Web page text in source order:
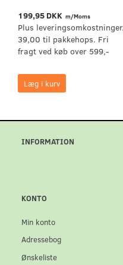
199,95 DKK m/Moms
Plus leveringsomkostninger.
39,00 til pakkehops. Fri
fragt ved køb over 599,-
Læg i kurv
INFORMATION
KONTO
Min konto
Adressebog
Ønskeliste